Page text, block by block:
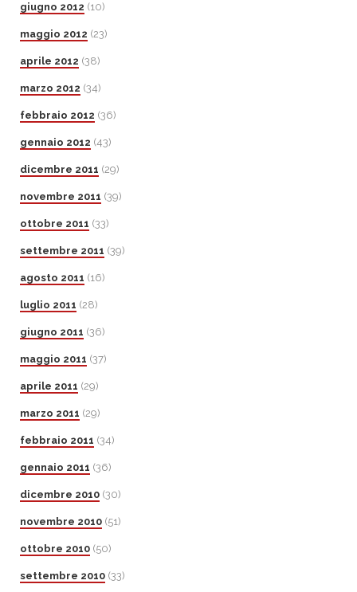
giugno 2012 (10)
maggio 2012 (23)
aprile 2012 (38)
marzo 2012 (34)
febbraio 2012 (36)
gennaio 2012 (43)
dicembre 2011 (29)
novembre 2011 (39)
ottobre 2011 (33)
settembre 2011 (39)
agosto 2011 (16)
luglio 2011 (28)
giugno 2011 (36)
maggio 2011 (37)
aprile 2011 (29)
marzo 2011 (29)
febbraio 2011 (34)
gennaio 2011 (36)
dicembre 2010 (30)
novembre 2010 (51)
ottobre 2010 (50)
settembre 2010 (33)